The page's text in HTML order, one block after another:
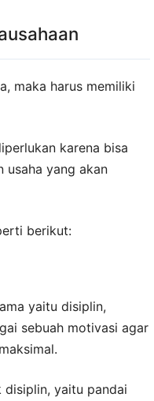
maka harus memiliki
karena bisa
usaha yang akan
berikut:
yaitu disiplin,
sebuah motivasi agar
yaitu pandai